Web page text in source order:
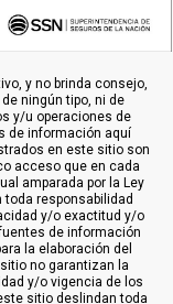
y no brinda consejo,
ningún tipo, ni de
y/u operaciones de
de información aquí
en este sitio son
acceso que en cada
amparada por la Ley
responsabilidad
y/o exactitud y/o
de información
la elaboración del
no garantizan la
y/o vigencia de los
sitio deslindan toda